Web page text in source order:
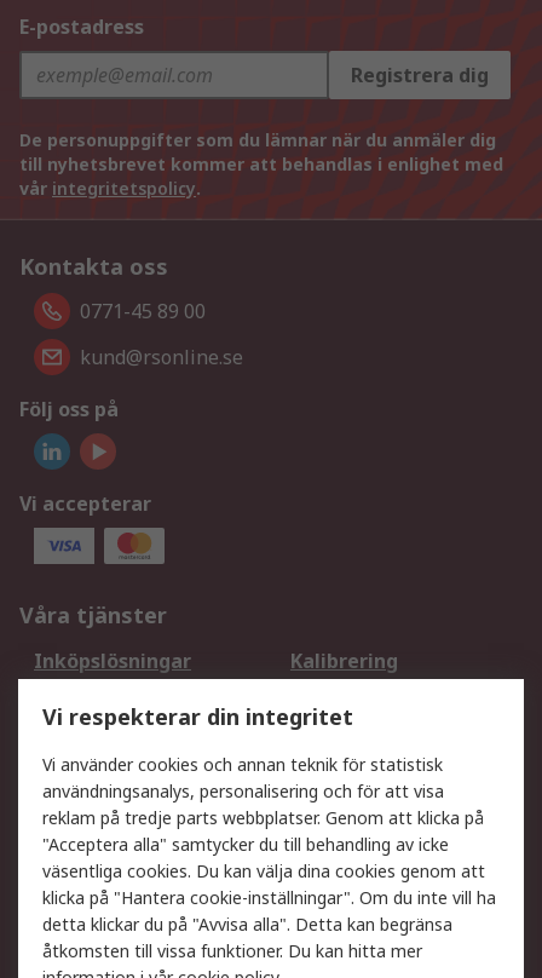
E-postadress
Registrera dig
De personuppgifter som du lämnar när du anmäler dig
till nyhetsbrevet kommer att behandlas i enlighet med
vår integritetspolicy.
Kontakta oss
0771-45 89 00
kund@rsonline.se
Följ oss på
Vi accepterar
Våra tjänster
Inköpslösningar
Kalibrering
DesignSpark
Teknisk Support
Ditt lokala säljteam
Exportlösningar
Support
Få hjälp
Retur av varor
Leverans
Spåra din order
Begär en fakturakopi
Fördelar med RS-konto
Betalningsalternativ
Vi respekterar din integritet
Vi använder cookies och annan teknik för statistisk
användningsanalys, personalisering och för att visa
reklam på tredje parts webbplatser. Genom att klicka på
"Acceptera alla" samtycker du till behandling av icke
väsentliga cookies. Du kan välja dina cookies genom att
klicka på "Hantera cookie-inställningar". Om du inte vill ha
detta klickar du på "Avvisa alla". Detta kan begränsa
åtkomsten till vissa funktioner. Du kan hitta mer